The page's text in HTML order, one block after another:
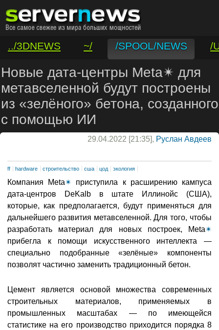
../3DNEWS ~/ /SPOOL/NEWS
/
/VAR/CONTACT
Новые дата-центры Meta✴ для
метавселенной будут построены
из «зелёного» бетона, созданного
с помощью ИИ
29.04.2022 [21:35], Руслан Авдеев
ff hardware строительство сша цод экология
Компания Meta✴ приступила к расширению кампуса
дата-центров DeKalb в штате Иллинойс (США),
которые, как предполагается, будут применяться для
дальнейшего развития метавселенной. Для того, чтобы
разработать материал для новых построек, Meta✴
прибегла к помощи искусственного интеллекта —
специально подобранные «зелёные» компоненты
позволят частично заменить традиционный бетон.
Цемент является основой множества современных
строительных материалов, применяемых в
промышленных масштабах — по имеющейся
статистике на его производство приходится порядка 8